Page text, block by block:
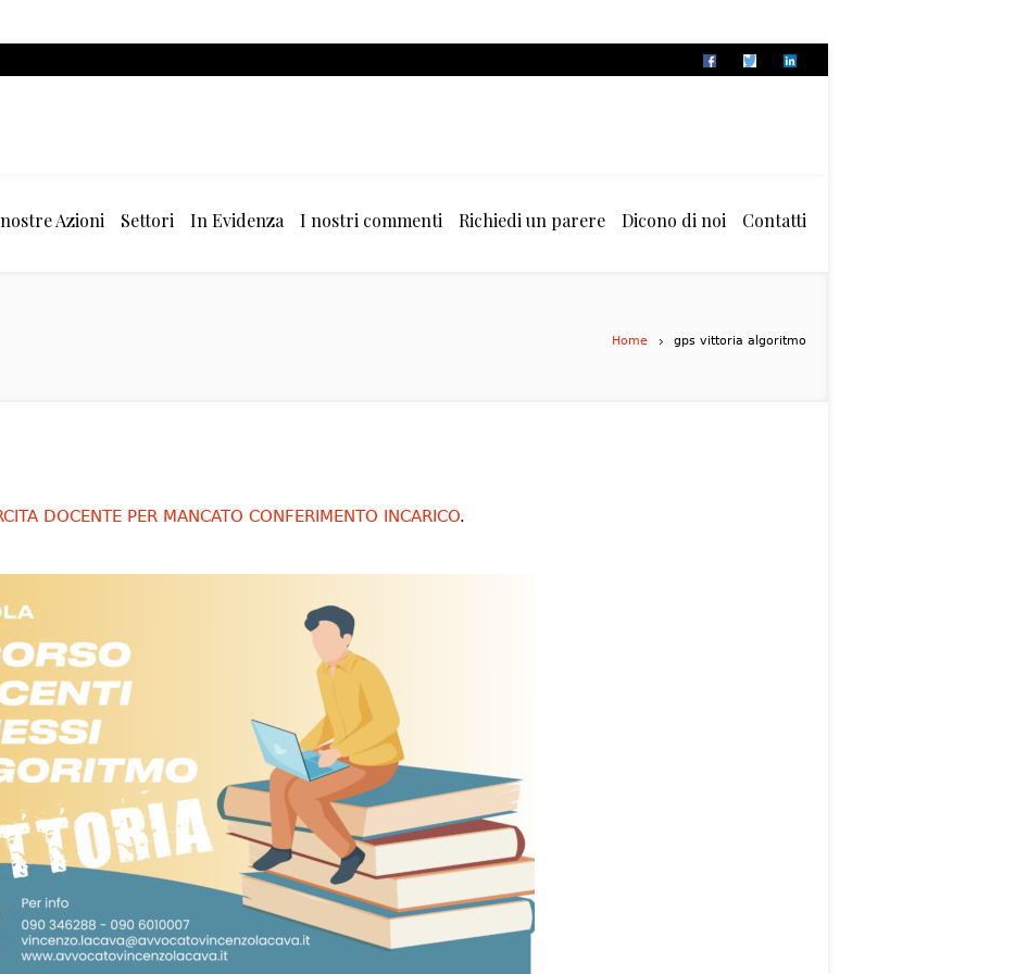
Azioni Settori In Evidenza I nostri commenti Richiedi un parere Dicono di noi Contatti
Home gps vittoria algoritmo
DOCENTE PER MANCATO CONFERIMENTO INCARICO.